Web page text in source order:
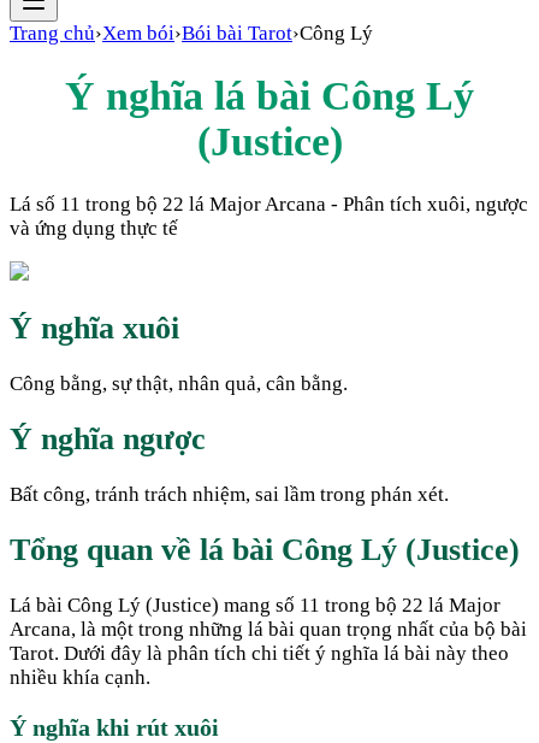
Trang chủ›Xem bói›Bói bài Tarot›Công Lý
Ý nghĩa lá bài Công Lý
(Justice)
Lá số 11 trong bộ 22 lá Major Arcana - Phân tích xuôi, ngược
và ứng dụng thực tế
Ý nghĩa xuôi
Công bằng, sự thật, nhân quả, cân bằng.
Ý nghĩa ngược
Bất công, tránh trách nhiệm, sai lầm trong phán xét.
Tổng quan về lá bài Công Lý (Justice)
Lá bài Công Lý (Justice) mang số 11 trong bộ 22 lá Major
Arcana, là một trong những lá bài quan trọng nhất của bộ bài
Tarot. Dưới đây là phân tích chi tiết ý nghĩa lá bài này theo
nhiều khía cạnh.
Ý nghĩa khi rút xuôi